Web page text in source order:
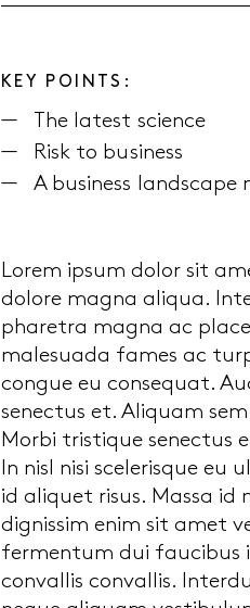
KEY POINTS:
The latest science
Risk to business
A business landscape
Lorem ipsum dolor sit
dolore magna aliqua.
pharetra magna ac
malesuada fames ac
congue eu consequat.
senectus et. Aliquam
Morbi tristique senectus
In nisl nisi scelerisque
id aliquet risus. Massa
dignissim enim sit amet
fermentum dui faucibus
convallis convallis.